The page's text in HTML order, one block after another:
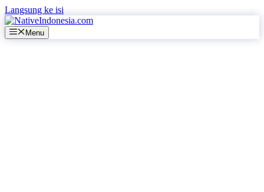
Langsung ke isi
Menu